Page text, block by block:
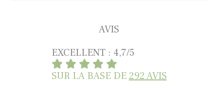
AVIS
EXCELLENT : 4,7/5
SUR LA BASE DE292 AVIS